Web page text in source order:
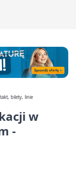
bilety, linie
w
-